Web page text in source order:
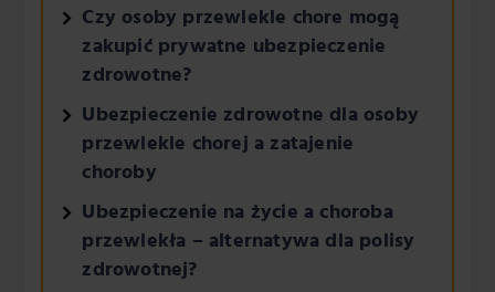
Czy osoby przewlekle chore mogą
zakupić prywatne ubezpieczenie
zdrowotne?
Ubezpieczenie zdrowotne dla osoby
przewlekle chorej a zatajenie
choroby
Ubezpieczenie na życie a choroba
przewlekła – alternatywa dla polisy
zdrowotnej?